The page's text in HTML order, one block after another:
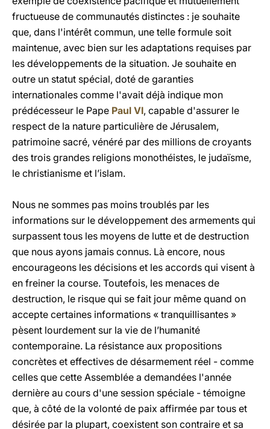
fructueuse de communautés distinctes : je souhaite
que, dans l'intérêt commun, une telle formule soit
maintenue, avec bien sur les adaptations requises par
les développements de la situation. Je souhaite en
outre un statut spécial, doté de garanties
internationales comme l'avait déjà indique mon
prédécesseur le Pape Paul VI, capable d'assurer le
respect de la nature particulière de Jérusalem,
patrimoine sacré, vénéré par des millions de croyants
des trois grandes religions monothéistes, le judaïsme,
le christianisme et l’islam.
Nous ne sommes pas moins troublés par les
informations sur le développement des armements qui
surpassent tous les moyens de lutte et de destruction
que nous ayons jamais connus. Là encore, nous
encourageons les décisions et les accords qui visent à
en freiner la course. Toutefois, les menaces de
destruction, le risque qui se fait jour même quand on
accepte certaines informations « tranquillisantes »
pèsent lourdement sur la vie de l’humanité
contemporaine. La résistance aux propositions
concrètes et effectives de désarmement réel - comme
celles que cette Assemblée a demandées l'année
dernière au cours d'une session spéciale - témoigne
que, à côté de la volonté de paix affirmée par tous et
désirée par la plupart, coexistent son contraire et sa